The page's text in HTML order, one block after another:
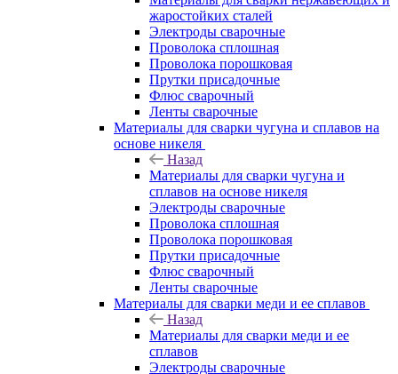
жаростойких сталей
Электроды сварочные
Проволока сплошная
Проволока порошковая
Прутки присадочные
Флюс сварочный
Ленты сварочные
Материалы для сварки чугуна и сплавов на
основе никеля
Назад
Материалы для сварки чугуна и
сплавов на основе никеля
Электроды сварочные
Проволока сплошная
Проволока порошковая
Прутки присадочные
Флюс сварочный
Ленты сварочные
Материалы для сварки меди и ее сплавов
Назад
Материалы для сварки меди и ее
сплавов
Электроды сварочные